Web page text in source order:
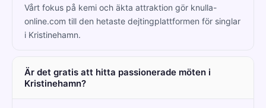
Vårt fokus på kemi och äkta attraktion gör knulla-
online.com till den hetaste dejtingplattformen för singlar
i Kristinehamn.
Är det gratis att hitta passionerade möten i
Kristinehamn?